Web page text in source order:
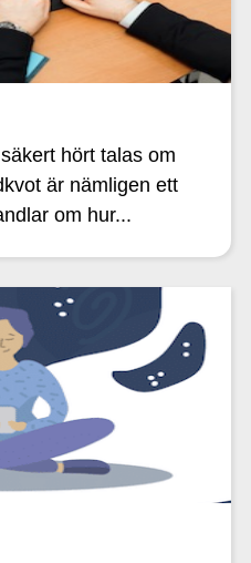
hört talas om
är nämligen ett
om hur...